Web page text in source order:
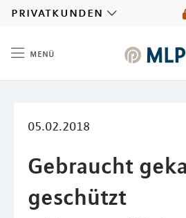
privatkunden
menü
05.02.2018
Gebraucht
geschützt